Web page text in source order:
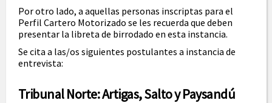
Por otro lado, a aquellas personas inscriptas para el
Perfil Cartero Motorizado se les recuerda que deben
presentar la libreta de birrodado en esta instancia.
Se cita a las/os siguientes postulantes a instancia de
entrevista:
Tribunal Norte: Artigas, Salto y Paysandú